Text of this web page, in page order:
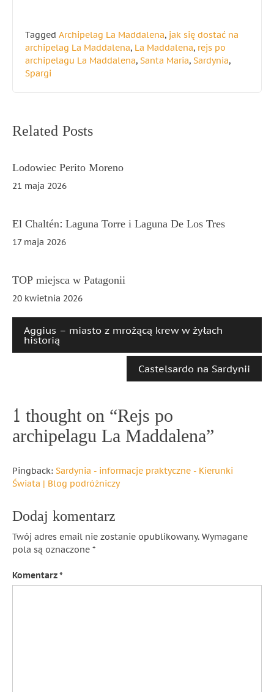
Tagged Archipelag La Maddalena, jak się dostać na
archipelag La Maddalena, La Maddalena, rejs po
archipelagu La Maddalena, Santa Maria, Sardynia,
Spargi
Related Posts
Lodowiec Perito Moreno
21 maja 2026
El Chaltén: Laguna Torre i Laguna De Los Tres
17 maja 2026
TOP miejsca w Patagonii
20 kwietnia 2026
Nawigacja
Aggius – miasto z mrożącą krew w żyłach
historią
Castelsardo na Sardynii
1 thought on “Rejs po
archipelagu La Maddalena”
Pingback: Sardynia - informacje praktyczne - Kierunki
Świata | Blog podróżniczy
Dodaj komentarz
Twój adres email nie zostanie opublikowany. Wymagane
pola są oznaczone *
Komentarz*